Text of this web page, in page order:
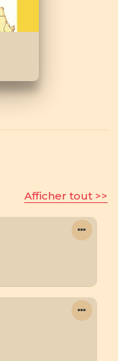
Afficher tout >>